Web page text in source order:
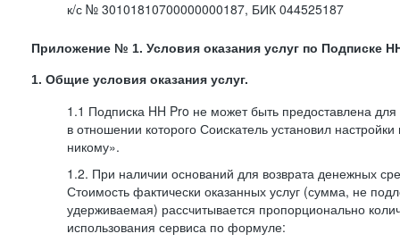
к/с № 30101810700000000187, БИК 044525187
Приложение № 1. Условия оказания услуг по Подписке
1. Общие условия оказания услуг.
1.1 Подписка HH Pro не может быть предоставлена
в отношении которого Соискатель установил
никому».
1.2. При наличии оснований для возврата денежных
Стоимость фактически оказанных услуг (сумма, не
удерживаемая) рассчитывается пропорционально
использования сервиса по формуле: